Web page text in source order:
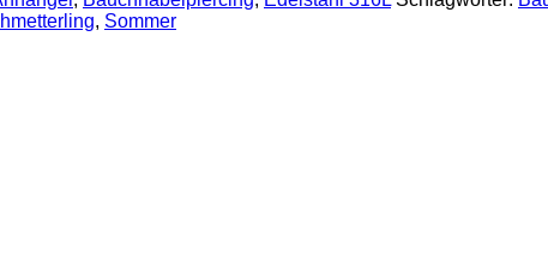
, Sommer